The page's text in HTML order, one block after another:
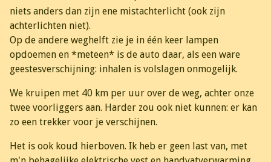
niets anders dan zijn ene mistachterlicht (ook zijn
achterlichten niet).
Op de andere weghelft zie je in één keer lampen
opdoemen en *meteen* is de auto daar, als een ware
geestesverschijning: inhalen is volslagen onmogelijk.
We kruipen met 40 km per uur over de weg, achter onze
twee voorliggers aan. Harder zou ook niet kunnen: er kan
zo een trekker voor je verschijnen.
Het is ook koud hierboven. Ik heb er geen last van, met